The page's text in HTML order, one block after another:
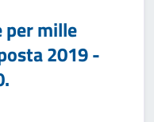
per mille
2019 -